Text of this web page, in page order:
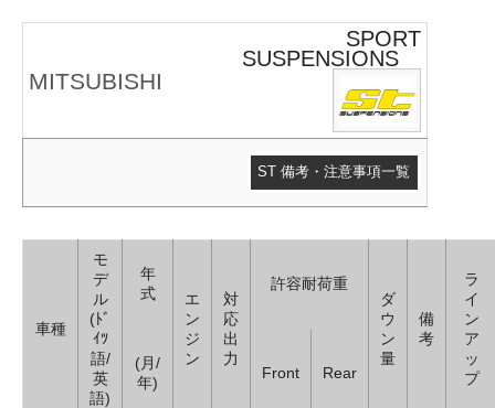
MITSUBISHI
SPORT
SUSPENSIONS
ST 備考・注意事項一覧
車種
モ
デ
ル
(ﾄﾞ
ｲﾂ
語/
英
語)
年
式
エ
ン
ジ
ン
対
応
出
力
許容耐荷重
ダ
ウ
ン
量
備
考
ラ
イ
ン
ア
ッ
プ
(月/
年)
Front Rear